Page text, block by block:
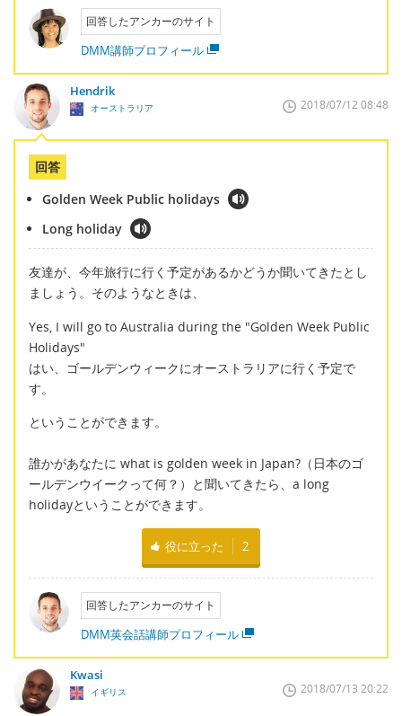
回答したアンカーのサイト
DMM講師プロフィール
Hendrik
オーストラリア 2018/07/12 08:48
回答
Golden Week Public holidays
Long holiday
友達が、今年旅行に行く予定があるかどうか聞いてきたとし
ましょう。そのようなときは、
Yes, I will go to Australia during the "Golden Week Public
Holidays"
はい、ゴールデンウィークにオーストラリアに行く予定で
す。
ということができます。
誰かがあなたに what is golden week in Japan?（日本のゴ
ールデンウイークって何？）と聞いてきたら、a long
holidayということができます。
役に立った 2
回答したアンカーのサイト
DMM英会話講師プロフィール
Kwasi
イギリス 2018/07/13 20:22